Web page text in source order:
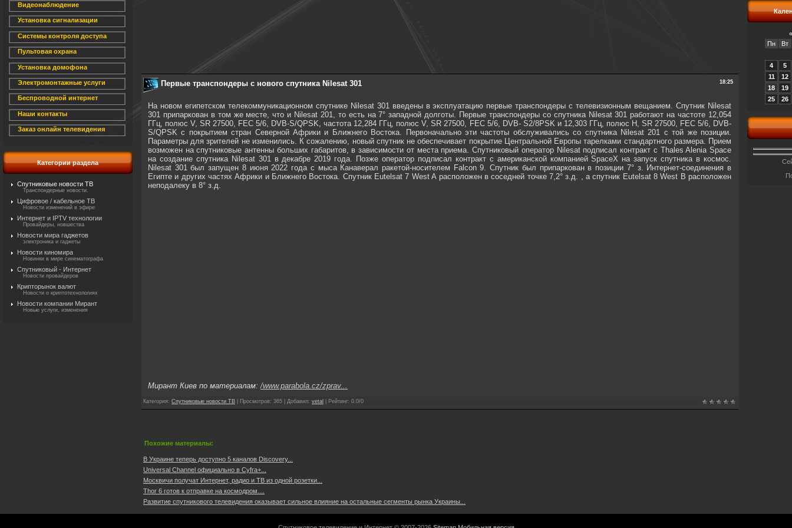
Видеонаблюдение
Установка сигнализации
Системы контроля доступа
Пультовая охрана
Установка домофона
Электромонтажные услуги
Беспроводной интернет
Наши контакты
Заказ онлайн телевидения
Категории раздела
Спутниковые новости ТВ
Транспондерные новости.
Цифровое / кабельное ТВ
Новости изменений в эфире
Интернет и IPTV технологии
Провайдеры, новшества
Новости мира гаджетов
электроника и гаджеты
Новости киномира
Новинки в мире синематографа
Спутниковый - Интернет
Новости провайдеров
Крипторынок валют
Новости о криптотехнологиях
Новости компании Мирант
Новые услуги, изменения
18:25
Первые транспондеры с нового спутника Nilesat 301
На новом египетском телекоммуникационном спутнике Nilesat 301 введены в эксплуатацию первые транспондеры с телевизионным вещанием. Спутник Nilesat
301 припаркован в том же месте, что и Nilesat 201, то есть на 7° западной долготы. Первые транспондеры со спутника Nilesat 301 работают на частоте 12,054
ГГц, полюс V, SR 27500, FEC 5/6, DVB-S/QPSK, частота 12,284 ГГц, полюс V, SR 27500, FEC 5/6, DVB- S2/8PSK и 12,303 ГГц, полюс H, SR 27500, FEC 5/6, DVB-
S/QPSK с покрытием стран Северной Африки и Ближнего Востока. Первоначально эти частоты обслуживались со спутника Nilesat 201 с той же позиции.
Параметры для зрителей не изменились. К сожалению, новый спутник не обеспечивает покрытие Центральной Европы тарелками стандартного размера. Прием
возможен на спутниковые антенны больших габаритов, в зависимости от места приема. Спутниковый оператор Nilesat подписал контракт с Thales Alenia Space
на создание спутника Nilesat 301 в декабре 2019 года. Позже оператор подписал контракт с американской компанией SpaceX на запуск спутника в космос.
Nilesat 301 был запущен 8 июня 2022 года с мыса Канаверал ракетой-носителем Falcon 9. Спутник был припаркован в позиции 7° з. Интернет-соединения в
Египте и других частях Африки и Ближнего Востока. Спутник Eutelsat 7 West A расположен в соседней точке 7,2° з.д. , а спутник Eutelsat 8 West B расположен
неподалеку в 8° з.д.
Мирант Киев по материалам: /www.parabola.cz/zprav...
Категория: Спутниковые новости ТВ Просмотров: 365 Добавил: vetal Рейтинг: 0.0/0
Похожие материалы:
В Украине теперь доступно 5 каналов Discovery...
Universal Channel официально в Cyfrа+...
Москвичи получат Интернет, радио и ТВ из одной розетки...
Thor 6 готов к отправке на космодром....
Развитие спутникового телевидения оказывает сильное влияние на остальные сегменты рынка Украины...
«
Пн
Вт
4
5
11
12
18
19
25
26